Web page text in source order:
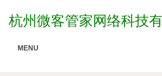
杭州微客管家网络科技
MENU